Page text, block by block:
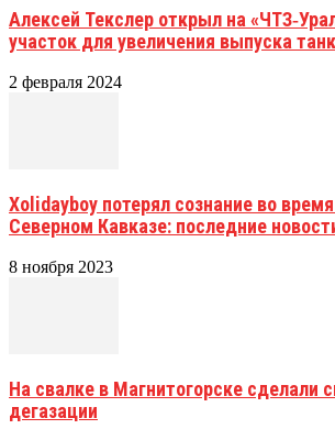
Алексей Текслер открыл на
участок для увеличения выпуска
2 февраля 2024
Xolidayboy потерял сознание во
Северном Кавказе: последние
8 ноября 2023
На свалке в Магнитогорске сделали
дегазации